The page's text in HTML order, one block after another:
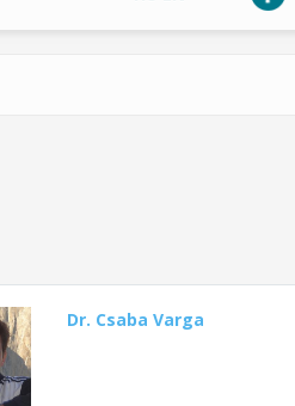
Dr. Csaba Varga